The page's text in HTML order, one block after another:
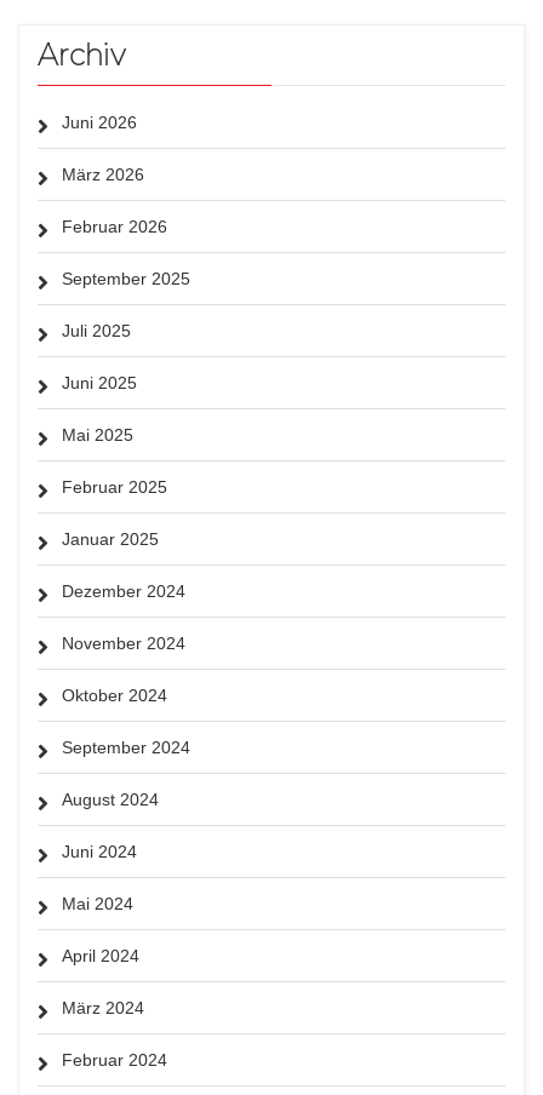
Archiv
Juni 2026
März 2026
Februar 2026
September 2025
Juli 2025
Juni 2025
Mai 2025
Februar 2025
Januar 2025
Dezember 2024
November 2024
Oktober 2024
September 2024
August 2024
Juni 2024
Mai 2024
April 2024
März 2024
Februar 2024